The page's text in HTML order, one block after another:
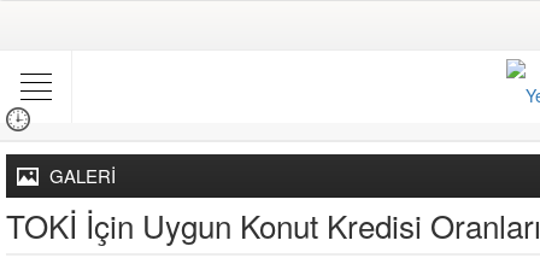
GALERİ
TOKİ İçin Uygun Konut Kredisi Oranları